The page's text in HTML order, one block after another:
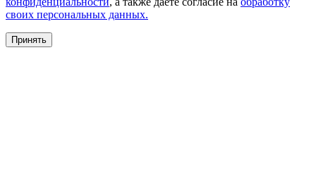
своих персональных данных.
Принять